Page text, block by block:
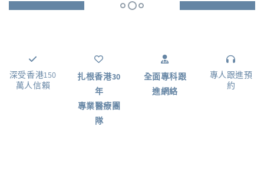
深受香港150
萬人信賴
扎根香港30
年
專業醫療團
隊
全面專科跟
進網絡
專人跟進預
約